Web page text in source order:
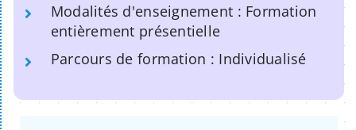
Modalités d'enseignement : Formation
entièrement présentielle
Parcours de formation : Individualisé